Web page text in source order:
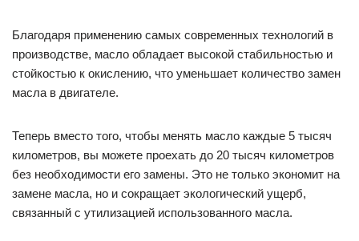
Благодаря применению самых современных технологий в
производстве, масло обладает высокой стабильностью и
стойкостью к окислению, что уменьшает количество замен
масла в двигателе.
Теперь вместо того, чтобы менять масло каждые 5 тысяч
километров, вы можете проехать до 20 тысяч километров
без необходимости его замены. Это не только экономит на
замене масла, но и сокращает экологический ущерб,
связанный с утилизацией использованного масла.